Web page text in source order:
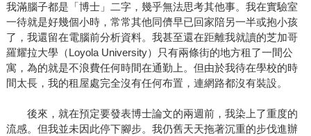
我滿腦子都是「博士」二字，幾乎無法思考其他事。我在實驗室
一待就是好幾個小時，常常其他同儕早已回家陪另一半或抱小孩
了，我還留在電腦前分析資料。我甚至還在距離我就讀的芝加哥
羅耀拉大學（Loyola University）只有兩條街的地方租了一間公
寓，為的就是不浪費任何時間在通勤上。但由於我待在學校的時
間太長，我的租屋處完全沒有任何布置，連網路都沒有裝設。
後來，就在預定要發表博士論文的兩週前，我染上了重度的
流感。但我並未因此停下腳步。我仍舊天天拖著沉重的步伐進辦